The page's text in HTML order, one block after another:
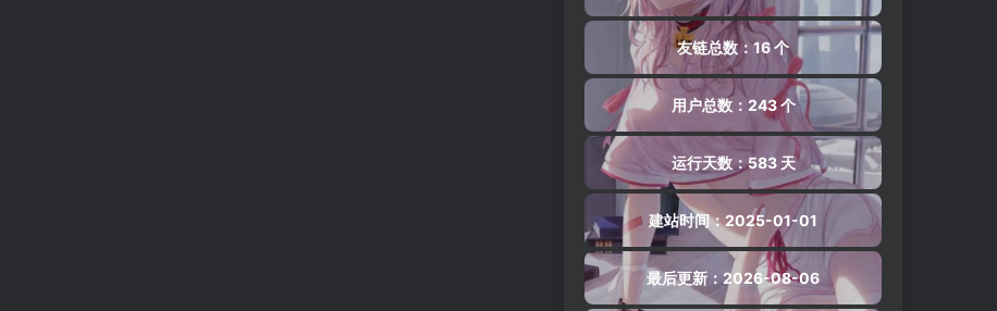
友链总数：16 个
用户总数：243 个
运行天数：583 天
建站时间：2025-01-01
最后更新：2026-08-06